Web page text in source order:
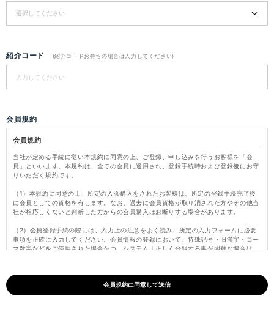
紹介コード (紹介コードお持ちの場合は入力してください)
会員規約
会員規約
当社が定める手続に従い本規約に同意の上、ご登録、申し込みを行うお客様を「会
員」といいます。本規約は、全ての会員に適用され、登録手続時および登録後にお守
りいただく規約です。
（1）本規約に同意の上、所定の入会購入をされたお客様は、所定の登録手続完了後
に会員としての資格を有します。なお、過去に会員資格が取り消された方やその他当
社が相応しくないと判断した方からの会員購入はお断りする場合があります。
（2）会員登録手続の際には、入力上の注意をよく読み、所定の入力フォームに必要
事項を正確に入力してください。会員情報の登録において、特殊記号・旧漢字・ロー
マ数字などをご使用された場合かつ、システム上正しく登録する事が困難な場合は、
（3）パスワードは会員本人のみが利用できるものとし、第三者に譲渡・貸与できな
いものとします。また、他人に知られることがないよう定期的に変更する等、会員本
人が責任をもって管理してください。パスワードを用いて当社に対して行われた意思